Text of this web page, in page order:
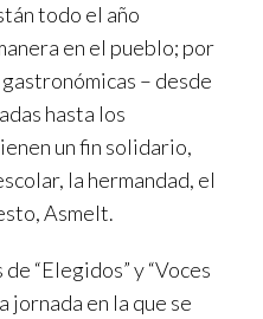
todo el año
en el pueblo; por
– desde
hasta los
un fin solidario,
la hermandad, el
Asmelt.
“Elegidos” y “Voces
jornada en la que se